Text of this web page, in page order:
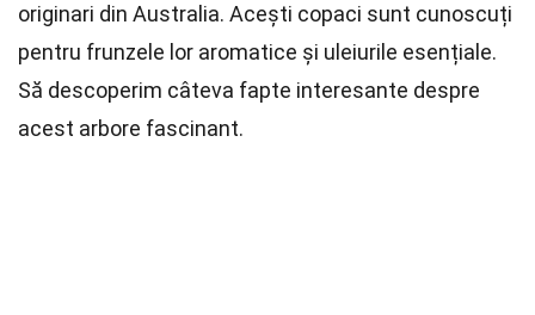
originari din Australia. Acești copaci sunt cunoscuți
pentru frunzele lor aromatice și uleiurile esențiale.
Să descoperim câteva fapte interesante despre
acest arbore fascinant.